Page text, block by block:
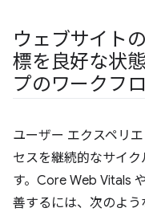
ウェブサイト
標を良好な状
プのワークフ
ユーザー エクスペリ
セスを継続的なサイ
す。Core Web Vitals
善するには、次のよう